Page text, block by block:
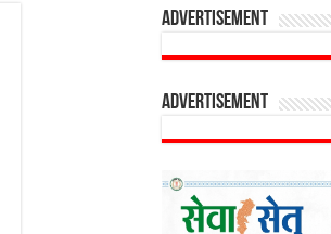
Advertisement
Advertisement